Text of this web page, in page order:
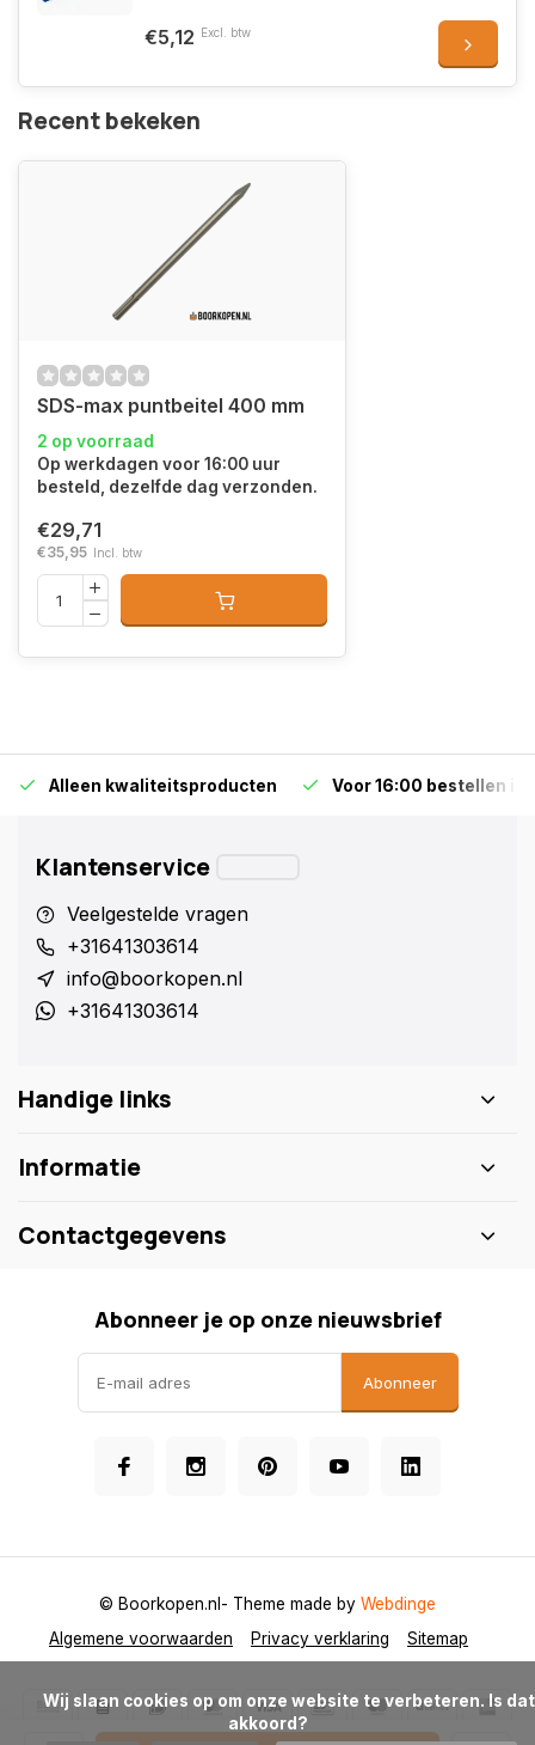
€5,12 Excl. btw
Recent bekeken
SDS-max puntbeitel 400 mm
2 op voorraad
Op werkdagen voor 16:00 uur
besteld, dezelfde dag verzonden.
€29,71
€35,95 Incl. btw
Alleen kwaliteitsproducten Voor 16:00 bestellen is
Klantenservice
Veelgestelde vragen
+31641303614
info@boorkopen.nl
+31641303614
Handige links
Informatie
Contactgegevens
Abonneer je op onze nieuwsbrief
Abonneer
Algemene voorwaarden Privacy verklaring Sitemap
© Boorkopen.nl - Theme made by Webdinge
akkoord?